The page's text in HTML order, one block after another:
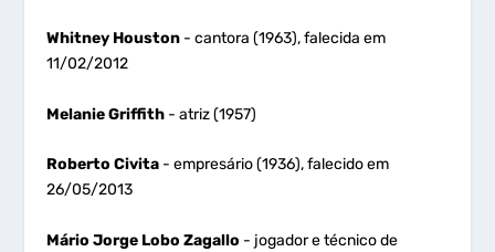
Whitney Houston - cantora (1963), falecida em
11/02/2012
Melanie Griffith - atriz (1957)
Roberto Civita - empresário (1936), falecido em
26/05/2013
Mário Jorge Lobo Zagallo - jogador e técnico de